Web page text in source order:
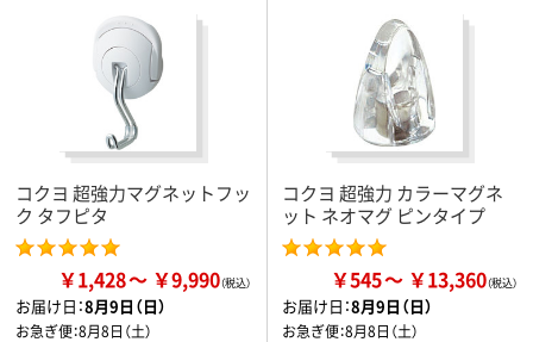
コクヨ 超強力マグネットフッ
ク タフピタ
￥1,428 ￥9,990
お届け日：8月9日（日）
お急ぎ便：8月8日（土）
コクヨ 超強力 カラーマグネ
ット ネオマグ ピンタイプ
￥545 ￥13,360
お届け日：8月9日（日）
お急ぎ便：8月8日（土）